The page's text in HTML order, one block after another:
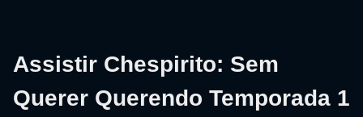
Assistir Chespirito: Sem
Querer Querendo Temporada 1